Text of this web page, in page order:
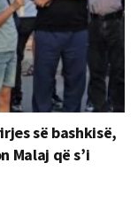
së bashkisë,
që s’i